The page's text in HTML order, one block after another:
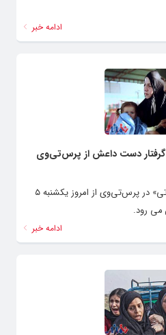
ادامه خبر
گرفتار دست داعش از پرس‌تی‌وی
مستند «زنانی با گوشواره‌های باروتی» در پرس‌تی‌وی از امروز یکشنبه ۵
می رود.
ادامه خبر